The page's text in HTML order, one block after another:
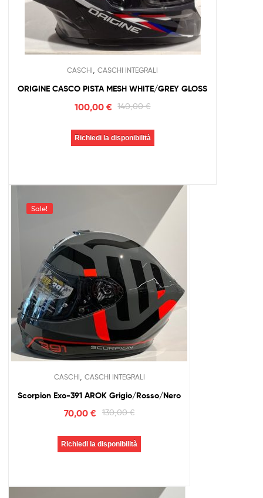
CASCHI CASCHI INTEGRALI
ORIGINE CASCO PISTA MESH WHITE/GREY GLOSS
140,00€
100,00 €
Richiedi la disponibilità
Sale!
CASCHI CASCHI INTEGRALI
Scorpion Exo-391 AROK Grigio/Rosso/Nero
130,00€
70,00€
Richiedi la disponibilità